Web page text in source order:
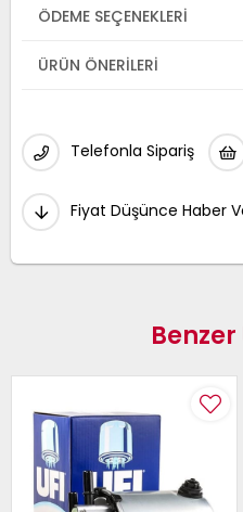
ÖDEME SEÇENEKLERI
ÜRÜN ÖNERILERI
Telefonla Sipariş
Fiyat Düşünce Haber